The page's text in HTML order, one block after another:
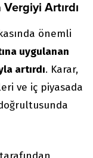
Artırdı
önemli
uygulanan
artırdı. Karar,
ve iç piyasada